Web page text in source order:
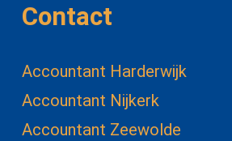
Contact
Accountant Harderwijk
Accountant Nijkerk
Accountant Zeewolde